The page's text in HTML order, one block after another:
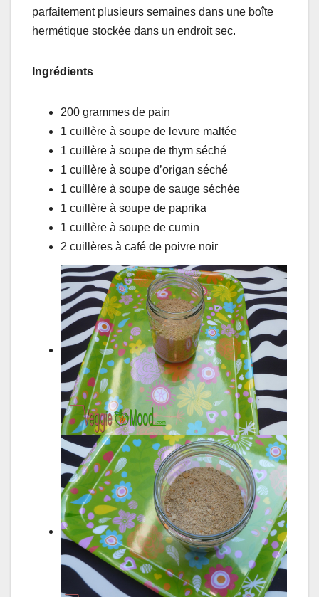
parfaitement plusieurs semaines dans une boîte
hermétique stockée dans un endroit sec.
Ingrédients
200 grammes de pain
1 cuillère à soupe de levure maltée
1 cuillère à soupe de thym séché
1 cuillère à soupe d’origan séché
1 cuillère à soupe de sauge séchée
1 cuillère à soupe de paprika
1 cuillère à soupe de cumin
2 cuillères à café de poivre noir